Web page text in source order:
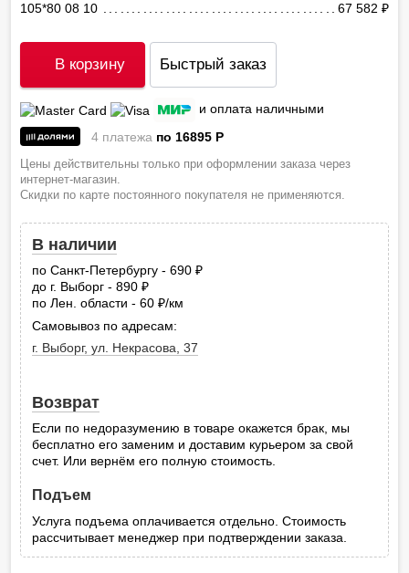
105*80 08 10
67 582
В корзину Быстрый заказ
и оплата наличными
4 платежа по 16895 P
Цены действительны только при оформлении заказа через
интернет-магазин.
Скидки по карте постоянного покупателя не применяются.
В наличии
по Санкт-Петербургу - 690
до г. Выборг - 890
по Лен. области - 60
руб.
/км
Самовывоз по адресам:
г. Выборг, ул. Некрасова, 37
Возврат
Если по недоразумению в товаре окажется брак, мы
бесплатно его заменим и доставим курьером за свой
счет. Или вернём его полную стоимость.
Подъем
Услуга подъема оплачивается отдельно. Стоимость
рассчитывает менеджер при подтверждении заказа.